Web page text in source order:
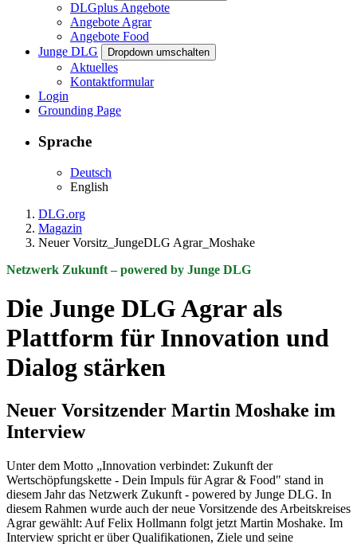
DLGplus Angebote
Angebote Agrar
Angebote Food
Junge DLG
Dropdown umschalten
Aktuelles
Kontaktformular
Login
Grounding Page
Sprache
Deutsch
English
DLG.org
Magazin
Neuer Vorsitz_JungeDLG Agrar_Moshake
Netzwerk Zukunft – powered by Junge DLG
Die Junge DLG Agrar als
Plattform für Innovation und
Dialog stärken
Neuer Vorsitzender Martin Moshake im
Interview
Unter dem Motto „Innovation verbindet: Zukunft der
Wertschöpfungskette - Dein Impuls für Agrar & Food" stand in
diesem Jahr das Netzwerk Zukunft - powered by Junge DLG. In
diesem Rahmen wurde auch der neue Vorsitzende des Arbeitskreises
Agrar gewählt: Auf Felix Hollmann folgt jetzt Martin Moshake. Im
Interview spricht er über Qualifikationen, Ziele und seine